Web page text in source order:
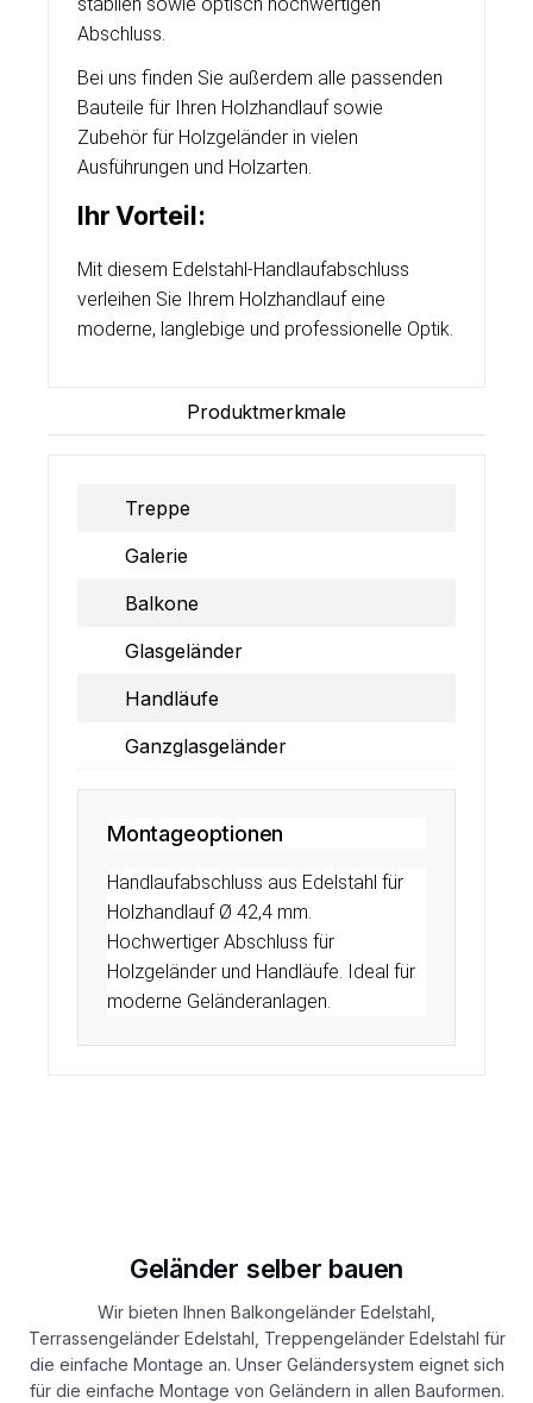
Abschluss.
Bei uns finden Sie außerdem alle passenden
Bauteile für Ihren Holzhandlauf sowie
Zubehör für Holzgeländer in vielen
Ausführungen und Holzarten.
Ihr Vorteil:
Mit diesem Edelstahl-Handlaufabschluss
verleihen Sie Ihrem Holzhandlauf eine
moderne, langlebige und professionelle Optik.
Produktmerkmale
Treppe
Galerie
Balkone
Glasgeländer
Handläufe
Ganzglasgeländer
Montageoptionen
Handlaufabschluss aus Edelstahl für
Holzhandlauf Ø 42,4 mm.
Hochwertiger Abschluss für
Holzgeländer und Handläufe. Ideal für
moderne Geländeranlagen.
Geländer selber bauen
Wir bieten Ihnen Balkongeländer Edelstahl,
Terrassengeländer Edelstahl, Treppengeländer Edelstahl für
die einfache Montage an. Unser Geländersystem eignet sich
für die einfache Montage von Geländern in allen Bauformen.